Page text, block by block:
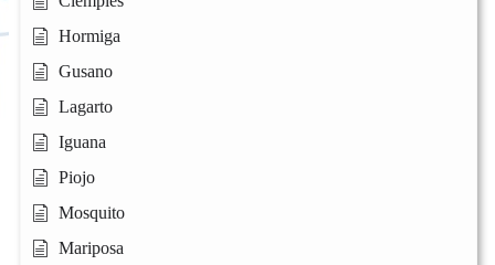
Hormiga
Gusano
Lagarto
Iguana
Piojo
Mosquito
Mariposa